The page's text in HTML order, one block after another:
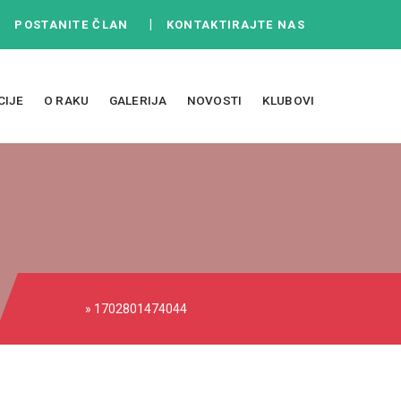
POSTANITE ČLAN KONTAKTIRAJTE NAS
O RAKU GALERIJA NOVOSTI KLUBOVI
» 1702801474044